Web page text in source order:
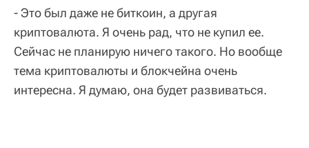
- Это был даже не биткоин, а другая
криптовалюта. Я очень рад, что не купил ее.
Сейчас не планирую ничего такого. Но вообще
тема криптовалюты и блокчейна очень
интересна. Я думаю, она будет развиваться.